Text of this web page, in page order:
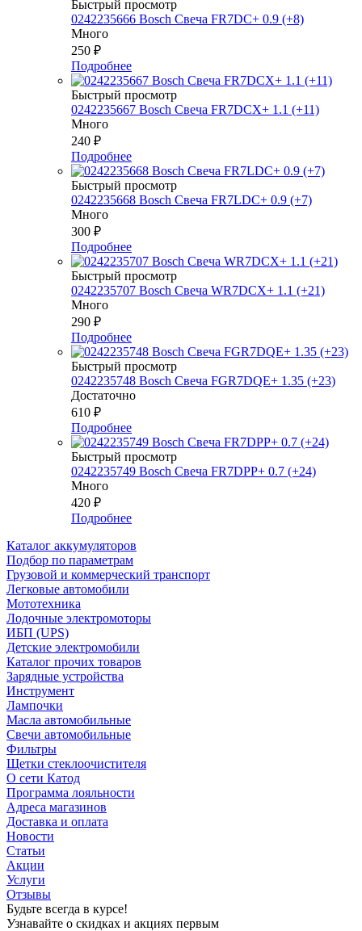
Быстрый просмотр
0242235666 Bosch Свеча FR7DC+ 0.9 (+8)
Много
250 ₽
Подробнее
Быстрый просмотр
0242235667 Bosch Свеча FR7DCX+ 1.1 (+11)
Много
240 ₽
Подробнее
Быстрый просмотр
0242235668 Bosch Свеча FR7LDC+ 0.9 (+7)
Много
300 ₽
Подробнее
Быстрый просмотр
0242235707 Bosch Свеча WR7DCX+ 1.1 (+21)
Много
290 ₽
Подробнее
Быстрый просмотр
0242235748 Bosch Свеча FGR7DQE+ 1.35 (+23)
Достаточно
610 ₽
Подробнее
Быстрый просмотр
0242235749 Bosch Свеча FR7DPP+ 0.7 (+24)
Много
420 ₽
Подробнее
Каталог аккумуляторов
Подбор по параметрам
Грузовой и коммерческий транспорт
Легковые автомобили
Мототехника
Лодочные электромоторы
ИБП (UPS)
Детские электромобили
Каталог прочих товаров
Зарядные устройства
Инструмент
Лампочки
Масла автомобильные
Свечи автомобильные
Фильтры
Щетки стеклоочистителя
О сети Катод
Программа лояльности
Адреса магазинов
Доставка и оплата
Новости
Статьи
Акции
Услуги
Отзывы
Будьте всегда в курсе!
Узнавайте о скидках и акциях первым